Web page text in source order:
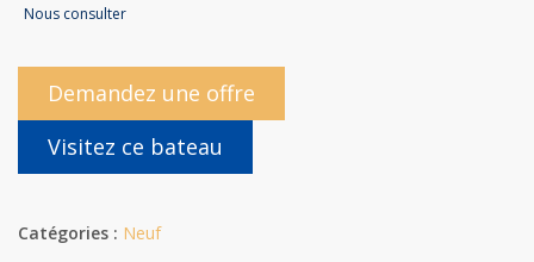
Nous consulter
Demandez une offre
Visitez ce bateau
Catégories : Neuf